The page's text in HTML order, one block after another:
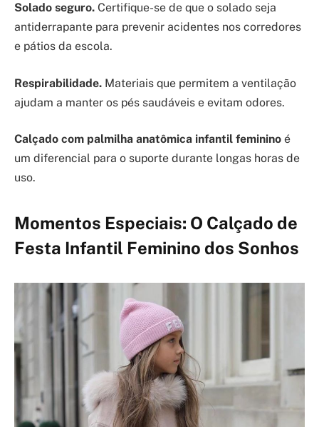
Solado seguro. Certifique-se de que o solado seja
antiderrapante para prevenir acidentes nos corredores
e pátios da escola.
Respirabilidade. Materiais que permitem a ventilação
ajudam a manter os pés saudáveis e evitam odores.
Calçado com palmilha anatômica infantil feminino é
um diferencial para o suporte durante longas horas de
uso.
Momentos Especiais: O Calçado de
Festa Infantil Feminino dos Sonhos